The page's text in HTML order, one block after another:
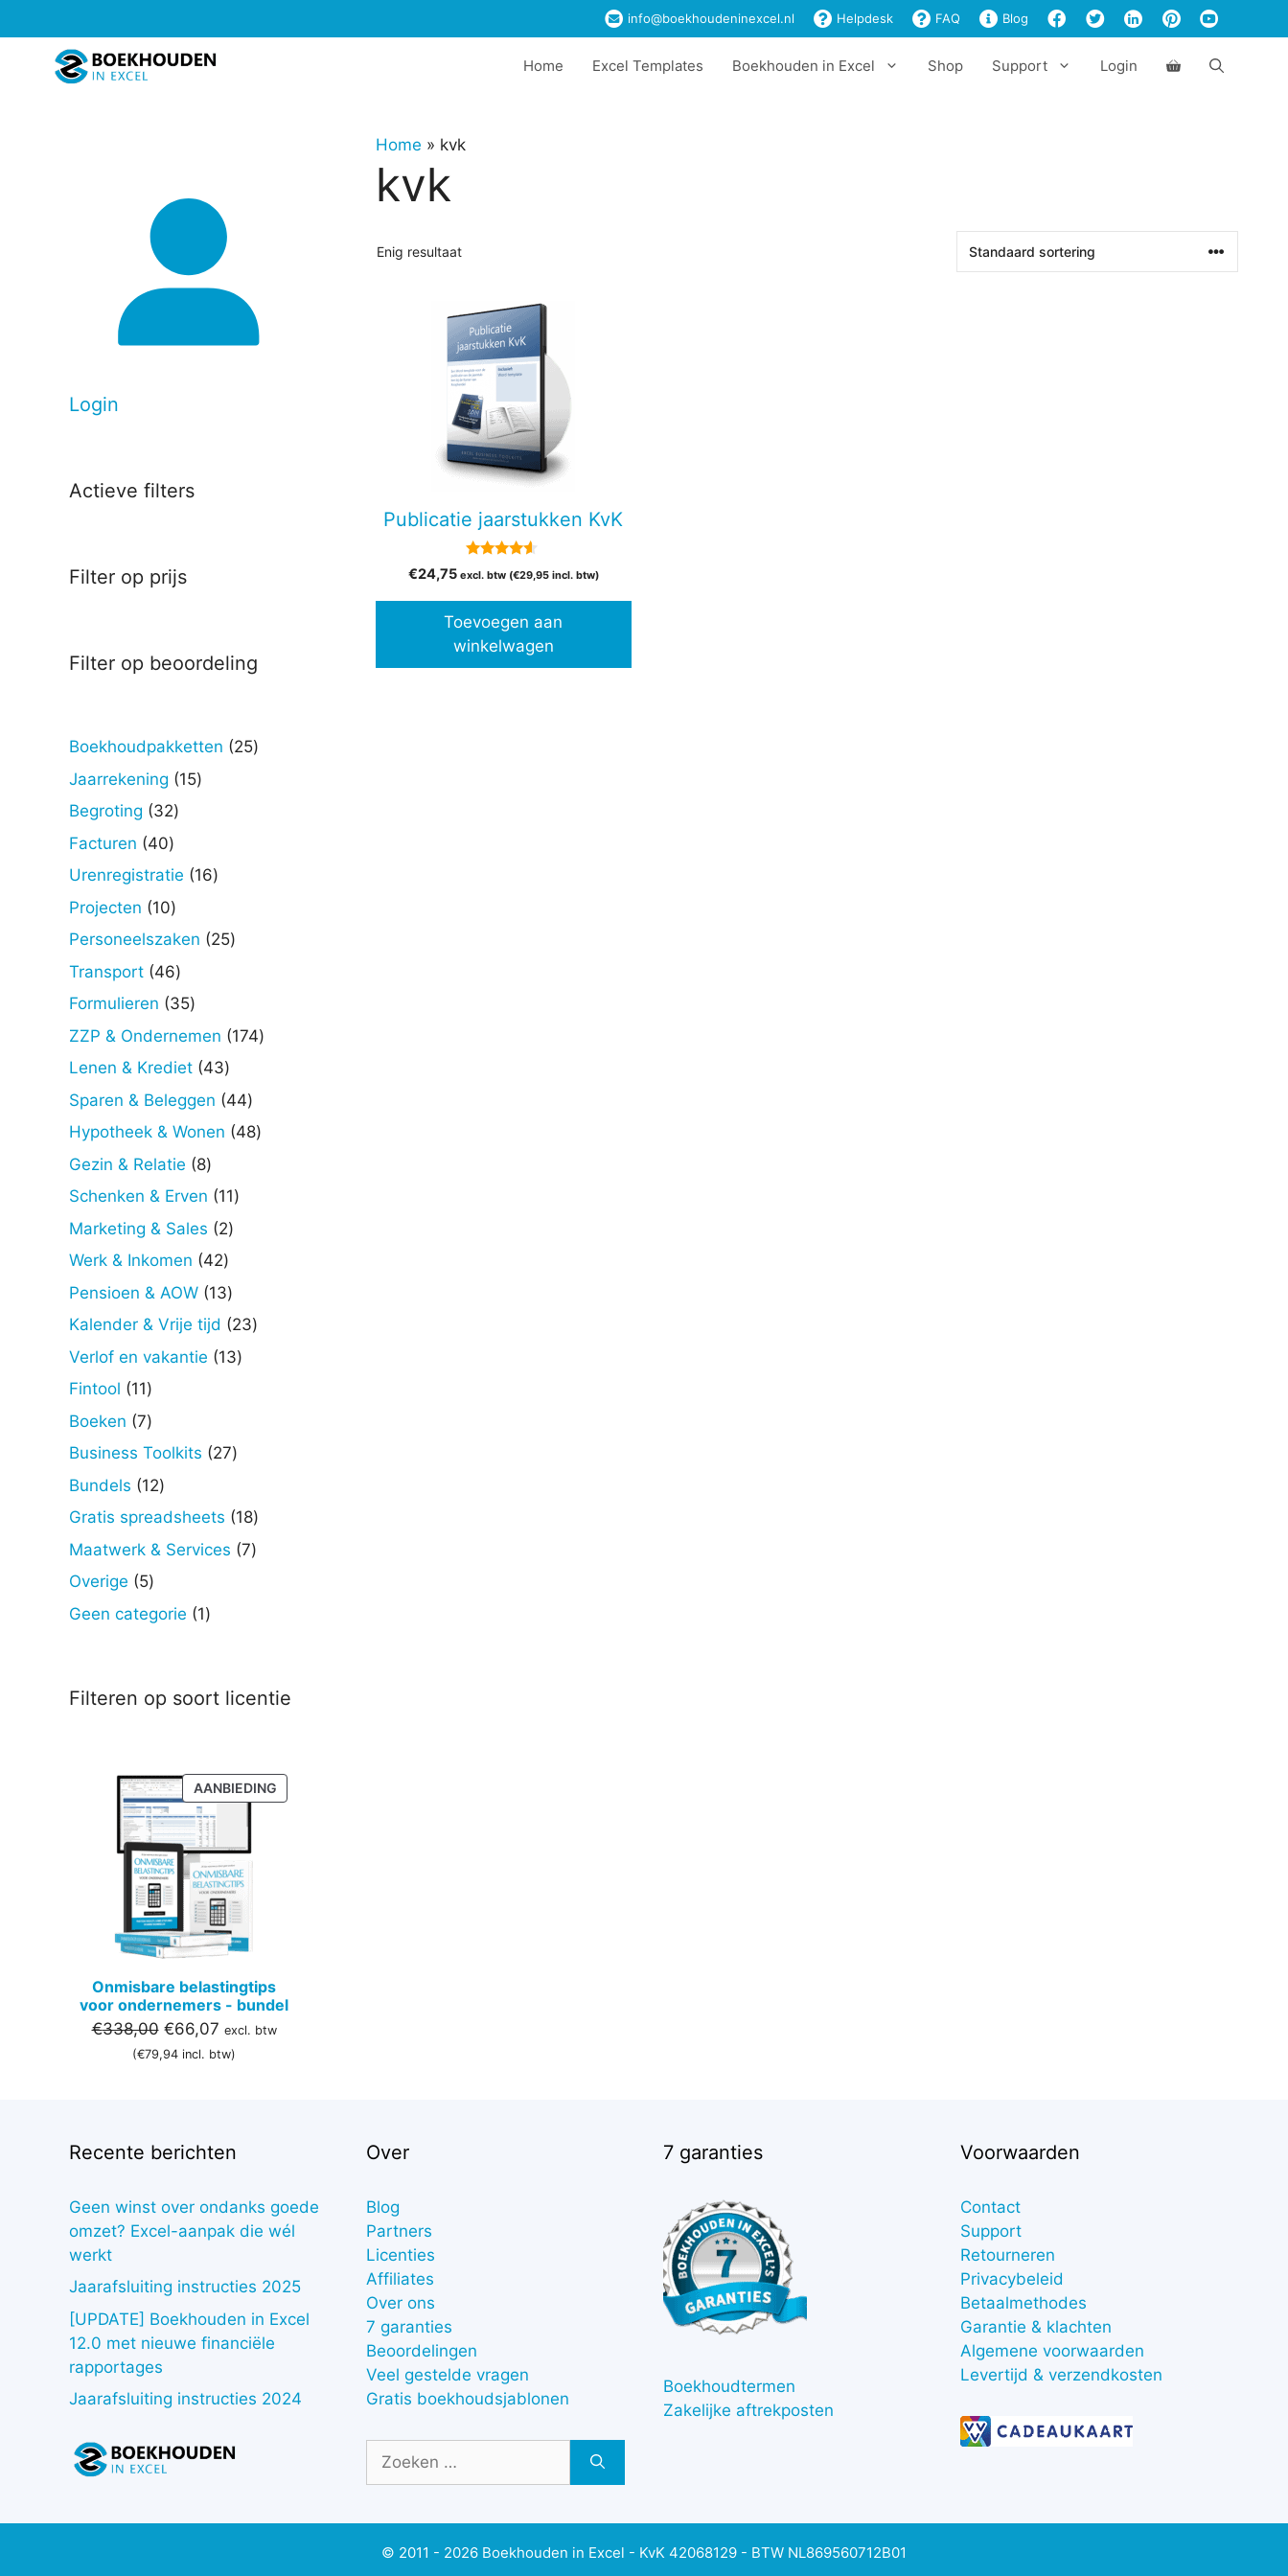
naar
info@boekhoudeninexcel.nl Helpdesk FAQ Blog
Home Excel Templates Boekhouden in Excel Shop Support Login
Home » kvk
kvk
Enig resultaat
Publicatie jaarstukken KvK
4.38
van 5
€24,75 excl. btw (€29,95incl. btw)
Toevoegen aan
winkelwagen
Login
Actieve filters
Filter op prijs
Filter op beoordeling
Boekhoudpakketten 2525
Jaarrekening 1515
Begroting 3232
Facturen 4040
producten
Urenregistratie 1616
Projecten 1010
producten
Personeelszaken 2525
Transport 4646
producten
Formulieren 3535
producten
ZZP & Ondernemen 174174
Lenen & Krediet 4343
producten
Sparen & Beleggen 4444
producten
Hypotheek & Wonen 4848
Gezin & Relatie 88
producten
Schenken & Erven 1111
Marketing & Sales 22
Werk & Inkomen 4242
producten
Pensioen & AOW 1313
producten
Kalender & Vrije tijd 2323
Verlof en vakantie 1313
Fintool 1111
producten
Boeken 77
producten
Business Toolkits 2727
Bundels 1212
producten
Gratis spreadsheets 1818
producten
Maatwerk & Services 77
Overige 55
producten
Geen categorie 11
Filteren op soort licentie
AANBIEDINGPRODUCT
IN
Onmisbare belastingtips
voor ondernemers - bundel
€338,00 Oorspronkelijke
prijs
€66,07Huidige
prijs
excl. btw
(€79,94 incl. btw)
Recente berichten
Geen winst over ondanks goede
omzet? Excel-aanpak die wél
werkt
Jaarafsluiting instructies 2025
[UPDATE] Boekhouden in Excel
12.0 met nieuwe financiële
rapportages
Jaarafsluiting instructies 2024
Over
Blog
Partners
Licenties
Affiliates
Over ons
7 garanties
Beoordelingen
Veel gestelde vragen
Gratis boekhoudsjablonen
naar:
7 garanties
Boekhoudtermen
Zakelijke aftrekposten
Voorwaarden
Contact
Support
Retourneren
Privacybeleid
Betaalmethodes
Garantie & klachten
Algemene voorwaarden
Levertijd & verzendkosten
© 2011 - 2026 Boekhouden in Excel - KvK 42068129 - BTW NL869560712B01